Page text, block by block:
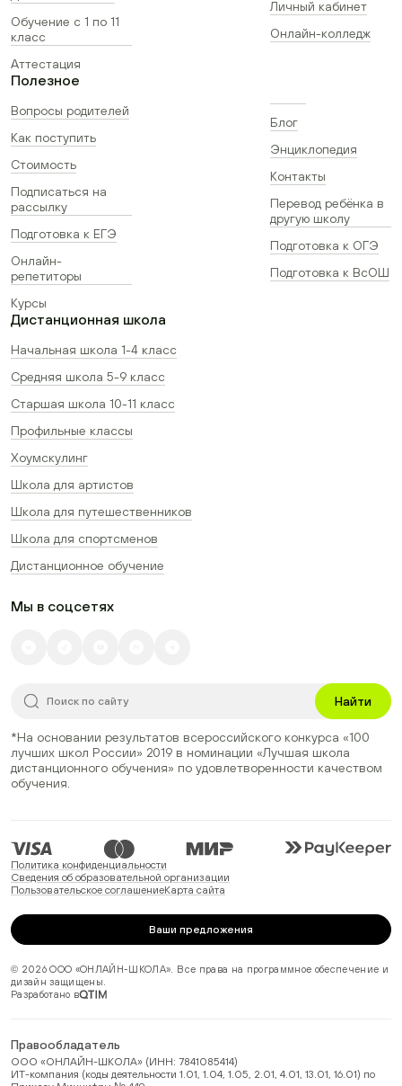
Обучение с 1 по 11
класс
Аттестация
Личный кабинет
Онлайн-колледж
Полезное
Вопросы родителей
Как поступить
Стоимость
Подписаться на
рассылку
Подготовка к ЕГЭ
Онлайн-
репетиторы
Курсы
Блог
Энциклопедия
Контакты
Перевод ребёнка в
другую школу
Подготовка к ОГЭ
Подготовка к ВсОШ
Дистанционная школа
Начальная школа 1-4 класс
Средняя школа 5-9 класс
Старшая школа 10-11 класс
Профильные классы
Хоумскулинг
Школа для артистов
Школа для путешественников
Школа для спортсменов
Дистанционное обучение
Мы в соцсетях
Найти
*На основании результатов всероссийского конкурса «100
лучших школ России» 2019 в номинации «Лучшая школа
дистанционного обучения» по удовлетворенности качеством
обучения.
Политика конфиденциальности
Сведения об образовательной организации
Пользовательское соглашениеКарта сайта
Ваши предложения
© 2026 ООО «ОНЛАЙН-ШКОЛА». Все права на программное обеспечение и
дизайн защищены.
Разработано в
Правообладатель
ООО «ОНЛАЙН-ШКОЛА» (ИНН: 7841085414)
ИТ-компания (коды деятельности 1.01, 1.04, 1.05, 2.01, 4.01, 13.01, 16.01) по